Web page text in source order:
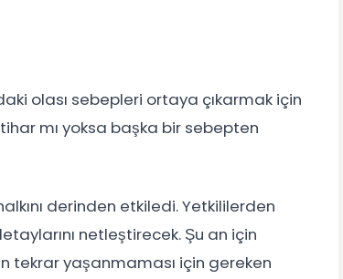
olası sebepleri ortaya çıkarmak için
mı yoksa başka bir sebepten
derinden etkiledi. Yetkililerden
netleştirecek. Şu an için
tekrar yaşanmaması için gereken